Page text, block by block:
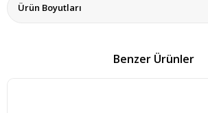
Ürün Boyutları
Benzer Ürünler